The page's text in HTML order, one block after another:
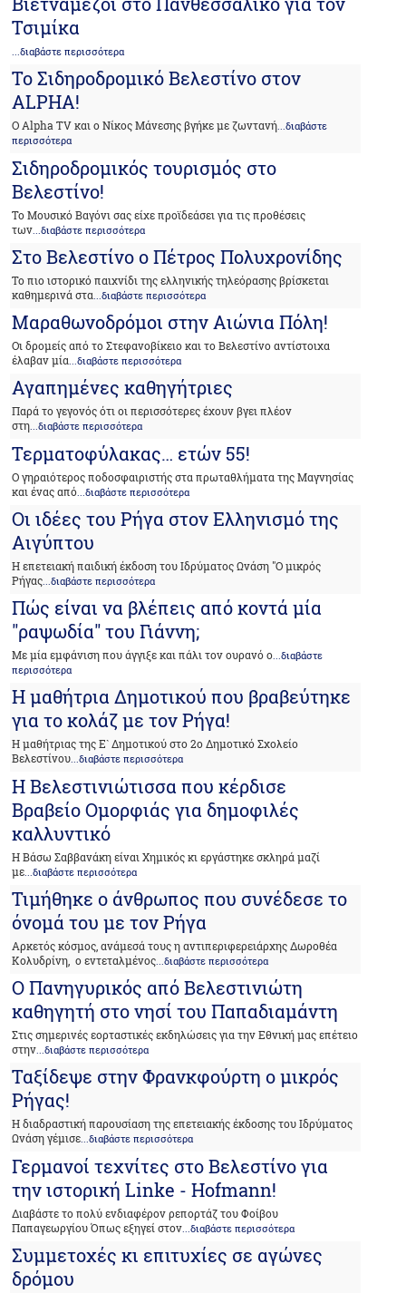
Τσιμίκα
...διαβάστε περισσότερα
To Σιδηροδρομικό Βελεστίνο στον
ALPHA!
Ο Αlpha TV και ο Νίκος Μάνεσης βγήκε με ζωντανή...διαβάστε
περισσότερα
Σιδηροδρομικός τουρισμός στο
Βελεστίνο!
Το Μουσικό Βαγόνι σας είχε προϊδεάσει για τις προθέσεις
των ...διαβάστε περισσότερα
Στο Βελεστίνο ο Πέτρος Πολυχρονίδης
Το πιο ιστορικό παιχνίδι της ελληνικής τηλεόρασης βρίσκεται
καθημερινά στα...διαβάστε περισσότερα
Μαραθωνοδρόμοι στην Αιώνια Πόλη!
Οι δρομείς από το Στεφανοβίκειο και το Βελεστίνο αντίστοιχα
έλαβαν μία...διαβάστε περισσότερα
Αγαπημένες καθηγήτριες
Παρά το γεγονός ότι οι περισσότερες έχουν βγει πλέον
στη...διαβάστε περισσότερα
Τερματοφύλακας… ετών 55!
Ο γηραιότερος ποδοσφαιριστής στα πρωταθλήματα της Μαγνησίας
και ένας από ...διαβάστε περισσότερα
Οι ιδέες του Ρήγα στον Ελληνισμό της
Αιγύπτου
Η επετειακή παιδική έκδοση του Ιδρύματος Ωνάση "Ο μικρός
Ρήγας...διαβάστε περισσότερα
Πώς είναι να βλέπεις από κοντά μία
"ραψωδία" του Γιάννη;
Με μία εμφάνιση που άγγιξε και πάλι τον ουρανό ο...διαβάστε
περισσότερα
Η μαθήτρια Δημοτικού που βραβεύτηκε
για το κολάζ με τον Ρήγα!
Η μαθήτριας της Ε` Δημοτικού στο 2ο Δημοτικό Σχολείο
Βελεστίνου...διαβάστε περισσότερα
Η Βελεστινιώτισσα που κέρδισε
Βραβείο Ομορφιάς για δημοφιλές
καλλυντικό
Η Βάσω Σαββανάκη είναι Χημικός κι εργάστηκε σκληρά μαζί
με ...διαβάστε περισσότερα
Τιμήθηκε ο άνθρωπος που συνέδεσε το
όνομά του με τον Ρήγα
Αρκετός κόσμος, ανάμεσά τους η αντιπεριφερειάρχης Δωροθέα
Κολυδρίνη, ο εντεταλμένος...διαβάστε περισσότερα
Ο Πανηγυρικός από Βελεστινιώτη
καθηγητή στο νησί του Παπαδιαμάντη
Στις σημερινές εορταστικές εκδηλώσεις για την Εθνική μας επέτειο
στην...διαβάστε περισσότερα
Ταξίδεψε στην Φρανκφούρτη ο μικρός
Ρήγας!
Η διαδραστική παρουσίαση της επετειακής έκδοσης του Ιδρύματος
Ωνάση γέμισε...διαβάστε περισσότερα
Γερμανοί τεχνίτες στο Βελεστίνο για
την ιστορική Linke - Hofmann!
Διαβάστε το πολύ ενδιαφέρον ρεπορτάζ του Φοίβου
Παπαγεωργίου Όπως εξηγεί στον ...διαβάστε περισσότερα
Συμμετοχές κι επιτυχίες σε αγώνες
δρόμου